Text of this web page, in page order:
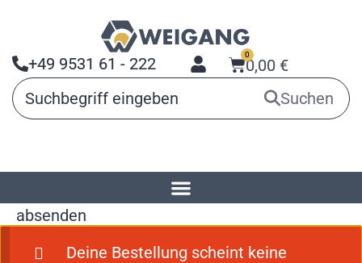
+49 9531 61 - 222 0,00 €
0
Suchen
Bestellung bestätigen &
absenden
Deine Bestellung scheint keine